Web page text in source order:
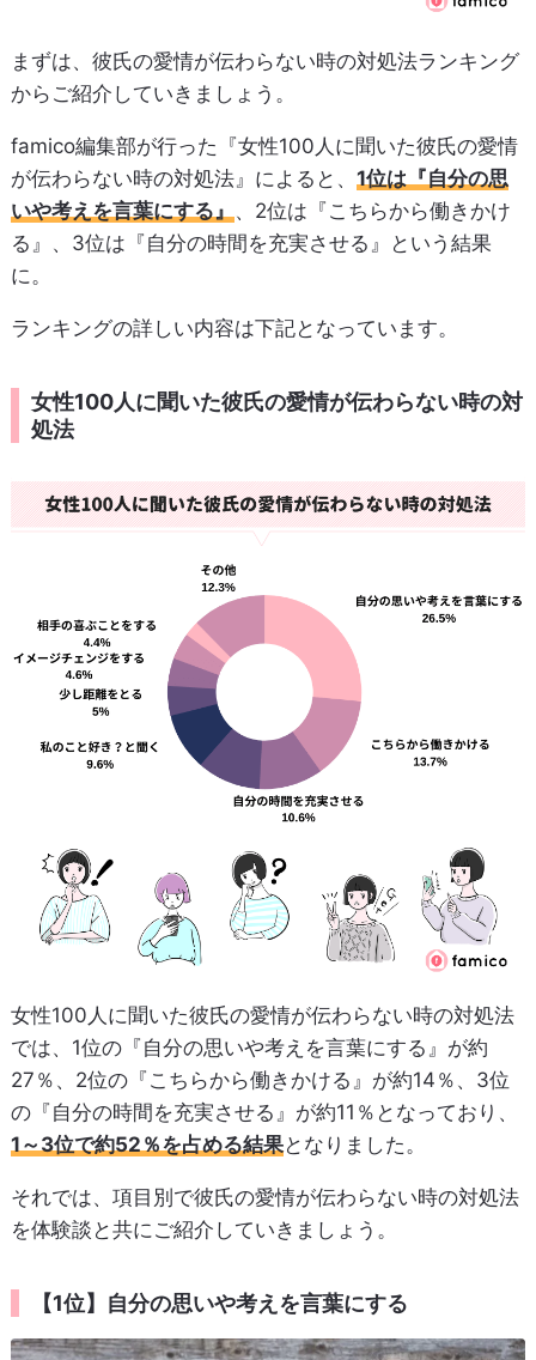
まずは、彼氏の愛情が伝わらない時の対処法ランキング
からご紹介していきましょう。
famico編集部が行った『女性100人に聞いた彼氏の愛情
が伝わらない時の対処法』によると、 1位は『自分の思
いや考えを言葉にする』 、2位は『こちらから働きかけ
る』、3位は『自分の時間を充実させる』という結果
に。
ランキングの詳しい内容は下記となっています。
女性100人に聞いた彼氏の愛情が伝わらない時の対
処法
女性100人に聞いた彼氏の愛情が伝わらない時の対処法
では、1位の『自分の思いや考えを言葉にする』が約
27％、2位の『こちらから働きかける』が約14％、3位
の『自分の時間を充実させる』が約11％となっており、
1～3位で約52％を占める結果となりました。
それでは、項目別で彼氏の愛情が伝わらない時の対処法
を体験談と共にご紹介していきましょう。
【1位】自分の思いや考えを言葉にする